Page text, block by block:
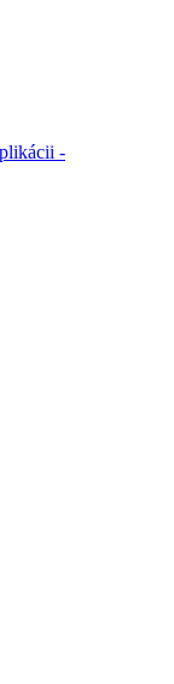
-